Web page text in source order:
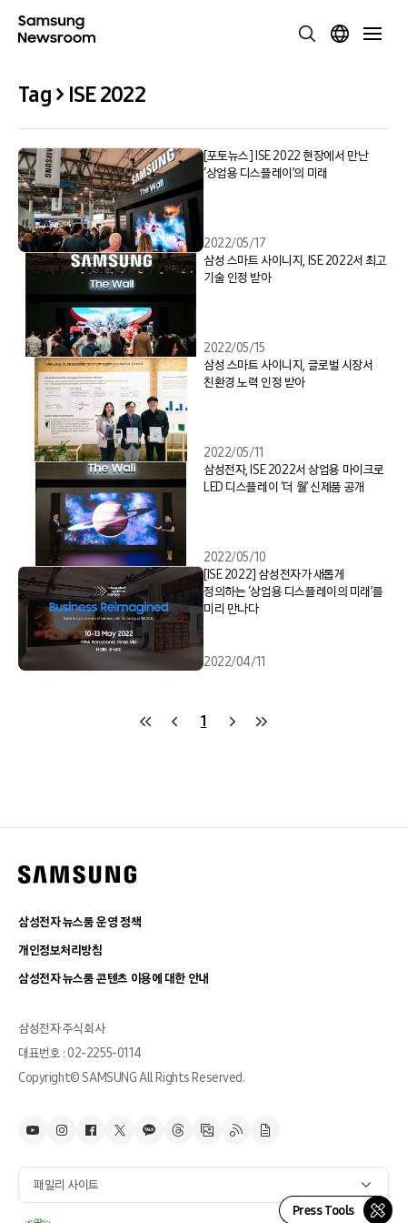
Tag > ISE 2022
[포토뉴스] ISE 2022 현장에서 만난
‘상업용 디스플레이’의 미래
2022/05/17
삼성 스마트 사이니지, ISE 2022서 최고
기술 인정 받아
2022/05/15
삼성 스마트 사이니지, 글로벌 시장서
친환경 노력 인정 받아
2022/05/11
삼성전자, ISE 2022서 상업용 마이크로
LED 디스플레이 ‘더 월’ 신제품 공개
2022/05/10
[ISE 2022] 삼성전자가 새롭게
정의하는 ‘상업용 디스플레이의 미래’를
미리 만나다
2022/04/11
1
Press Tools
삼성전자 뉴스룸 운영 정책
개인정보처리방침
삼성전자 뉴스룸 콘텐츠 이용에 대한 안내
삼성전자 주식회사
대표번호 : 02-2255-0114
Copyright© SAMSUNG All Rights Reserved.
패밀리 사이트